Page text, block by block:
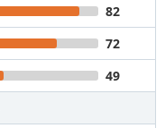
82
72
49